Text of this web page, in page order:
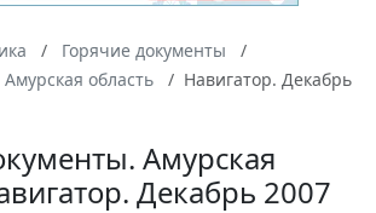
Горячие документы
Амурская область
Навигатор. Декабрь
Амурская
Декабрь 2007